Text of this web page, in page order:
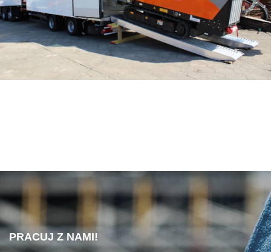
PRACUJ Z NAMI!